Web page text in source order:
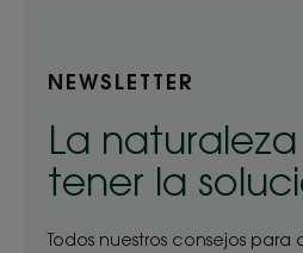
NEWSLETTER
La
tener la
Todos nuestros consejos para